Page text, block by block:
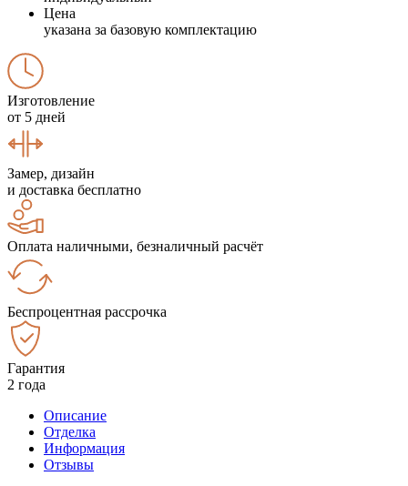
Цена
указана за базовую комплектацию
Изготовление
от 5 дней
Замер, дизайн
и доставка бесплатно
Оплата наличными, безналичный расчёт
Беспроцентная рассрочка
Гарантия
2 года
Описание
Отделка
Информация
Отзывы